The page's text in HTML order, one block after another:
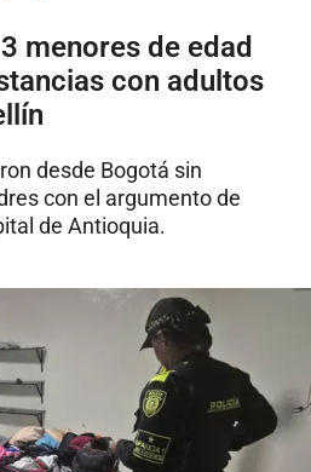
menores de edad
con adultos
desde Bogotá sin
con el argumento de
de Antioquia.